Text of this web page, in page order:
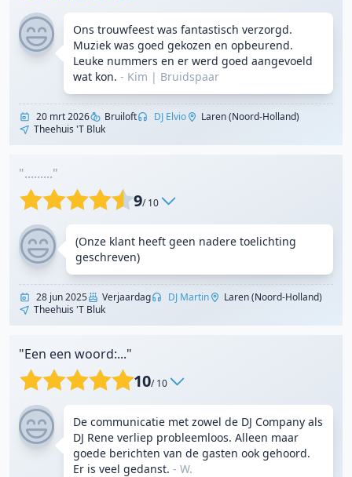
Ons trouwfeest was fantastisch verzorgd.
Muziek was goed gekozen en opbeurend.
Leuke nummers en er werd goed aangevoeld
wat kon. - Kim | Bruidspaar
20 mrt 2026 Bruiloft DJ Elvio
Laren (Noord-Holland)
Theehuis 't Bluk
"........."
9/ 10
(Onze klant heeft geen nadere toelichting
geschreven)
28 jun 2025 Verjaardag DJ Martin
Laren (Noord-Holland)
Theehuis 't Bluk
"Een een woord:..."
10/ 10
De communicatie met zowel de DJ Company als
DJ Rene verliep probleemloos. Alleen maar
goede berichten van de gasten ook gehoord.
Er is veel gedanst. - W.